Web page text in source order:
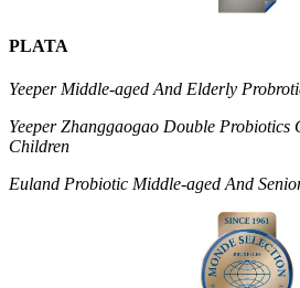
PLATA
Yeeper Middle-aged And Elderly
Yeeper Zhanggaogao Double
Children
Euland Probiotic Middle-aged And